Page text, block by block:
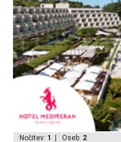
Nočitev: 1 | Oseb: 2